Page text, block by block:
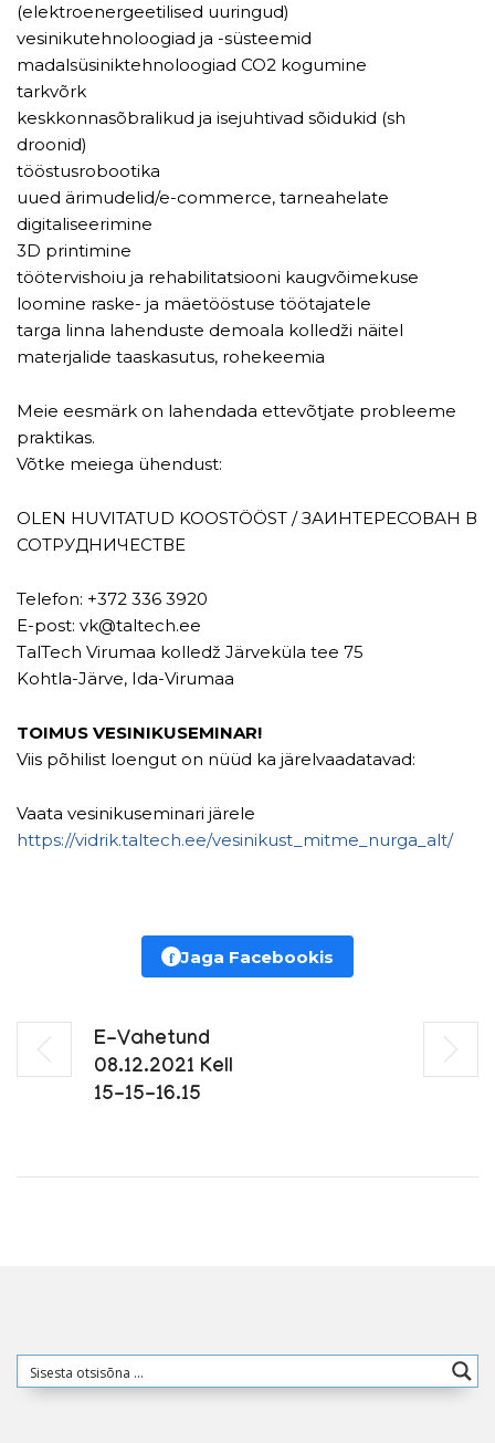
(elektroenergeetilised uuringud)
vesinikutehnoloogiad ja -süsteemid
madalsüsiniktehnoloogiad CO2 kogumine
tarkvõrk
keskkonnasõbralikud ja isejuhtivad sõidukid (sh
droonid)
tööstusrobootika
uued ärimudelid/e-commerce, tarneahelate
digitaliseerimine
3D printimine
töötervishoiu ja rehabilitatsiooni kaugvõimekuse
loomine raske- ja mäetööstuse töötajatele
targa linna lahenduste demoala kolledži näitel
materjalide taaskasutus, rohekeemia
Meie eesmärk on lahendada ettevõtjate probleeme
praktikas.
Võtke meiega ühendust:
OLEN HUVITATUD KOOSTÖÖST / ЗАИНТЕРЕСОВАН В
СОТРУДНИЧЕСТВЕ
Telefon: +372 336 3920
E-post: vk@taltech.ee
TalTech Virumaa kolledž Järveküla tee 75
Kohtla-Järve, Ida-Virumaa
TOIMUS VESINIKUSEMINAR!
Viis põhilist loengut on nüüd ka järelvaadatavad:
Vaata vesinikuseminari järele
https://vidrik.taltech.ee/vesinikust_mitme_nurga_alt/
f Jaga Facebookis
E-Vahetund
08.12.2021 Kell
15-15-16.15